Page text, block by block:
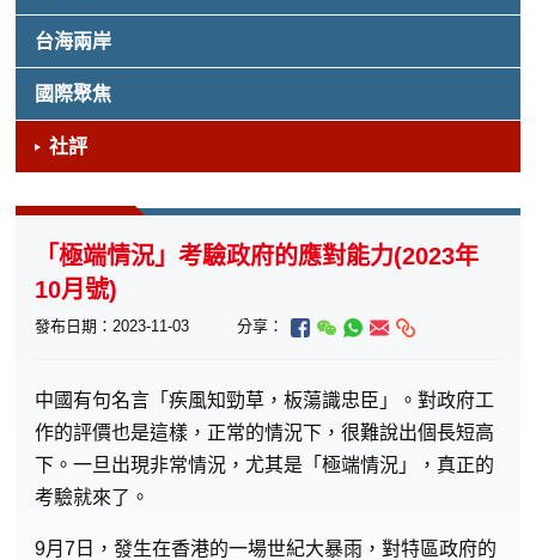
台海兩岸
國際聚焦
社評
「極端情況」考驗政府的應對能力(2023年
10月號)
發布日期：2023-11-03 分享：
中國有句名言「疾風知勁草，板蕩識忠臣」。對政府工
作的評價也是這樣，正常的情況下，很難說出個長短高
下。一旦出現非常情況，尤其是「極端情況」，真正的
考驗就來了。
9月7日，發生在香港的一場世紀大暴雨，對特區政府的